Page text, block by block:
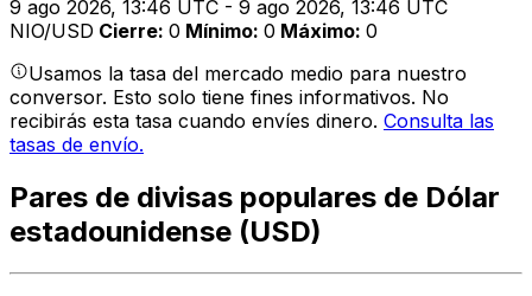
9 ago 2026, 13:46 UTC - 9 ago 2026, 13:46 UTC
NIO/USD Cierre: 0 Mínimo: 0 Máximo: 0
Usamos la tasa del mercado medio para nuestro
conversor. Esto solo tiene fines informativos. No
recibirás esta tasa cuando envíes dinero. Consulta las
tasas de envío.
Pares de divisas populares de Dólar
estadounidense (USD)